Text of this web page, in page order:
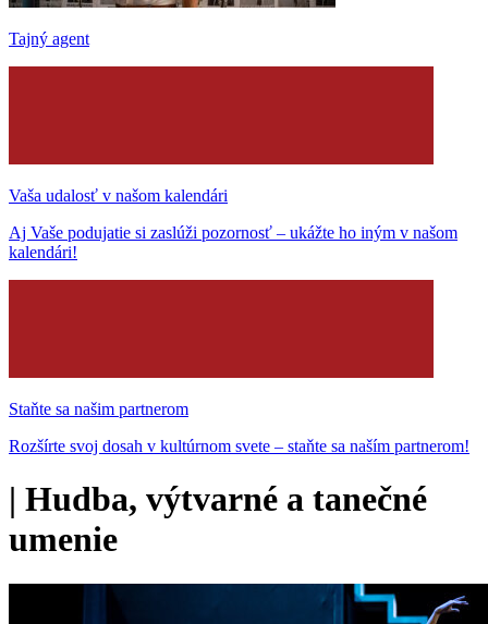
Tajný agent
Vaša udalosť v našom kalendári
Aj Vaše podujatie si zaslúži pozornosť – ukážte ho iným v našom
kalendári!
Staňte sa našim partnerom
Rozšírte svoj dosah v kultúrnom svete – staňte sa naším partnerom!
| Hudba, výtvarné a tanečné
umenie